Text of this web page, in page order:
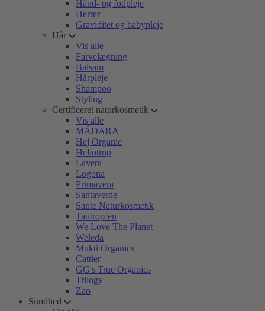
Hånd- og fodpleje
Herrer
Graviditet og babypleje
Hår
Vis alle
Farvelægning
Balsam
Hårpleje
Shampoo
Styling
Certificeret naturkosmetik
Vis alle
MÁDARA
Hej Organic
Heliotrop
Lavera
Logona
Primavera
Santaverde
Sante Naturkosmetik
Tautropfen
We Love The Planet
Weleda
Mukti Organics
Cattier
GG's True Organics
Trilogy
Zao
Sundhed